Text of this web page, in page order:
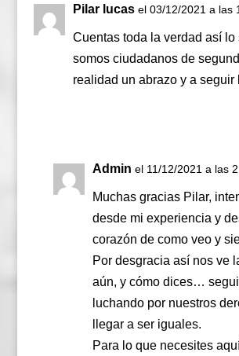
Pilar lucas el 03/12/2021 a las
Cuentas toda la verdad así lo
somos ciudadanos de
realidad un abrazo y a seguir
Admin el 11/12/2021 a las
Muchas gracias Pilar,
desde mi experiencia y
corazón de como veo y
Por desgracia así nos ve
aún, y cómo dices…
luchando por nuestros
llegar a ser iguales.
Para lo que necesites